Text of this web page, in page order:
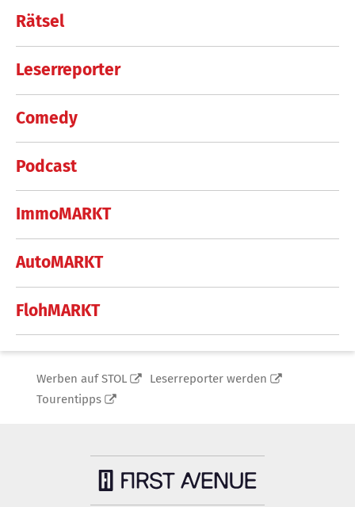
Rätsel
Leserreporter
Comedy
Podcast
ImmoMARKT
AutoMARKT
FlohMARKT
Werben auf STOL
Leserreporter werden
Tourentipps